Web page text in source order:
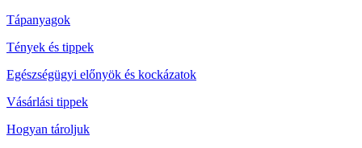
Tápanyagok
Tények és tippek
Egészségügyi előnyök és kockázatok
Vásárlási tippek
Hogyan tároljuk